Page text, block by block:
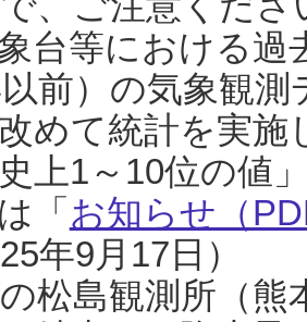
台等における過
以前）の気象観
めて統計を実
上1～10位の値
「 お知らせ（
年9月17日）
松島観測所（熊